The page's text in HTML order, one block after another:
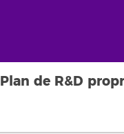
Plan de R&D